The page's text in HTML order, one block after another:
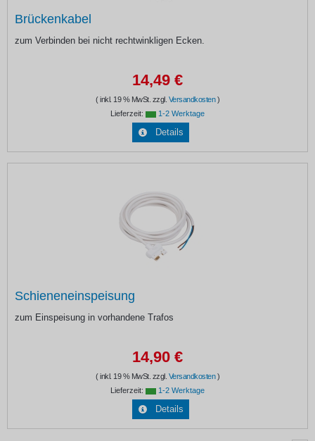
Brückenkabel
zum Verbinden bei nicht rechtwinkligen Ecken.
14,49 €
( inkl. 19 % MwSt. zzgl. Versandkosten)
Lieferzeit:
1-2 Werktage
Details
Schieneneinspeisung
zum Einspeisung in vorhandene Trafos
14,90 €
( inkl. 19 % MwSt. zzgl. Versandkosten)
Lieferzeit:
1-2 Werktage
Details